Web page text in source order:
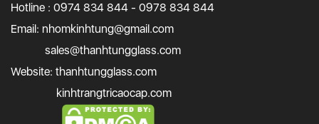
Hotline : 0974 834 844 - 0978 834 844
Email: nhomkinhtung@gmail.com
sales@thanhtungglass.com
Website: thanhtungglass.com
kinhtrangtricaocap.com